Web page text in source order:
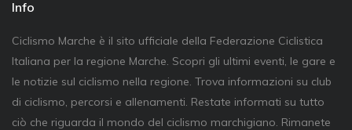
Info
Ciclismo Marche è il sito ufficiale della Federazione Ciclistica
Italiana per la regione Marche. Scopri gli ultimi eventi, le gare e
le notizie sul ciclismo nella regione. Trova informazioni su club
di ciclismo, percorsi e allenamenti. Restate informati su tutto
ciò che riguarda il mondo del ciclismo marchigiano. Rimanete